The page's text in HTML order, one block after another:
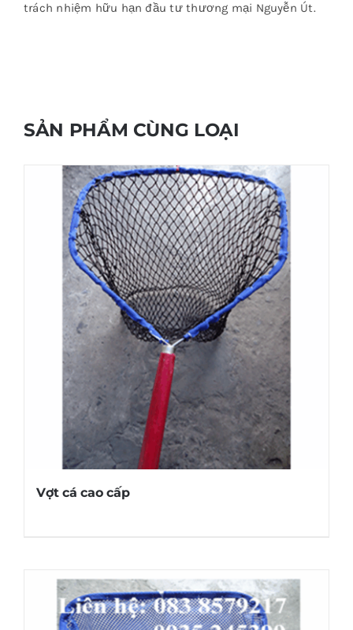
trách nhiệm hữu hạn đầu tư thương mại Nguyễn Út.
SẢN PHẨM CÙNG LOẠI
Vợt cá cao cấp